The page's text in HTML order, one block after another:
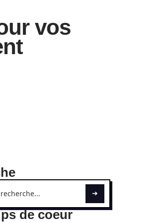
vos
de coeur